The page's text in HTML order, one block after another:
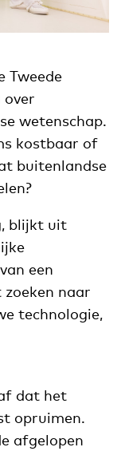
Tweede
over
wetenschap.
kostbaar of
buitenlandse
blijkt uit
een
zoeken naar
technologie,
dat het
opruimen.
afgelopen